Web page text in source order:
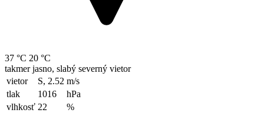
37 °C 20 °C
takmer jasno, slabý severný vietor
vietor
S, 2.52 m/s
tlak
1016
hPa
vlhkosť 22
%